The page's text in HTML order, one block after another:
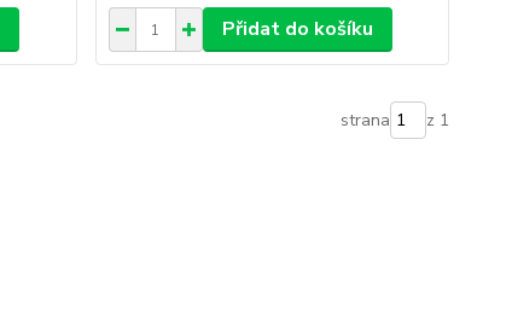
Přidat do košíku
strana z 1